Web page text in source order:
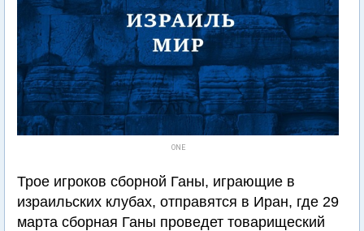
ONE
Трое игроков сборной Ганы, играющие в
израильских клубах, отправятся в Иран, где 29
марта сборная Ганы проведет товарищеский